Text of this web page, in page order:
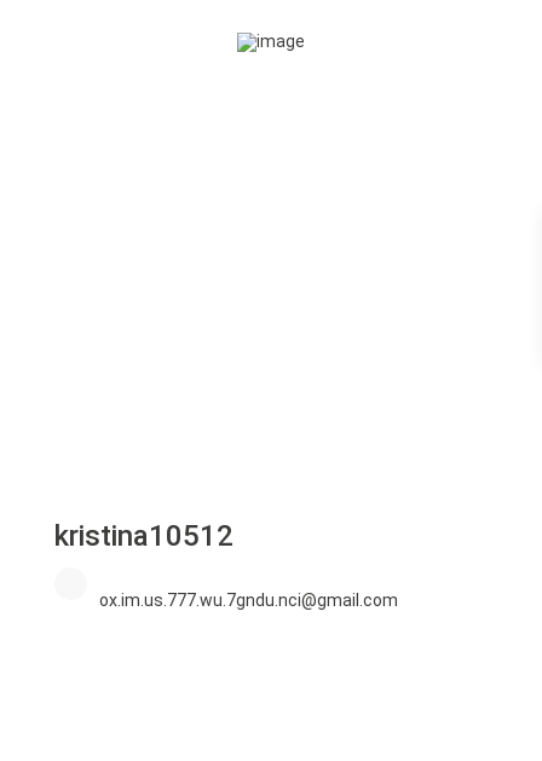
kristina10512
ox.im.us.777.wu.7gndu.nci@gmail.com